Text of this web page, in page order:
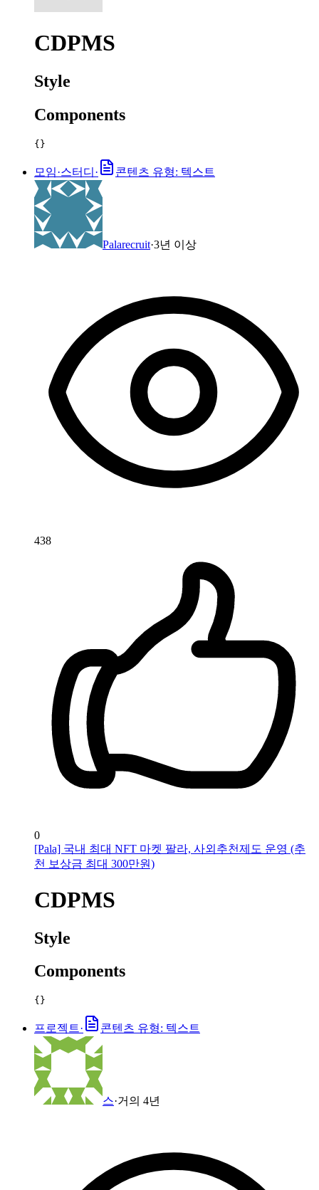
CDPMS
Style
Components
{}
모임·스터디 · 콘텐츠 유형: 텍스트
Palarecruit·3년 이상
438
0
[Pala] 국내 최대 NFT 마켓 팔라, 사외추천제도 운영 (추
천 보상금 최대 300만원)
CDPMS
Style
Components
{}
프로젝트· 콘텐츠 유형: 텍스트
스·거의 4년